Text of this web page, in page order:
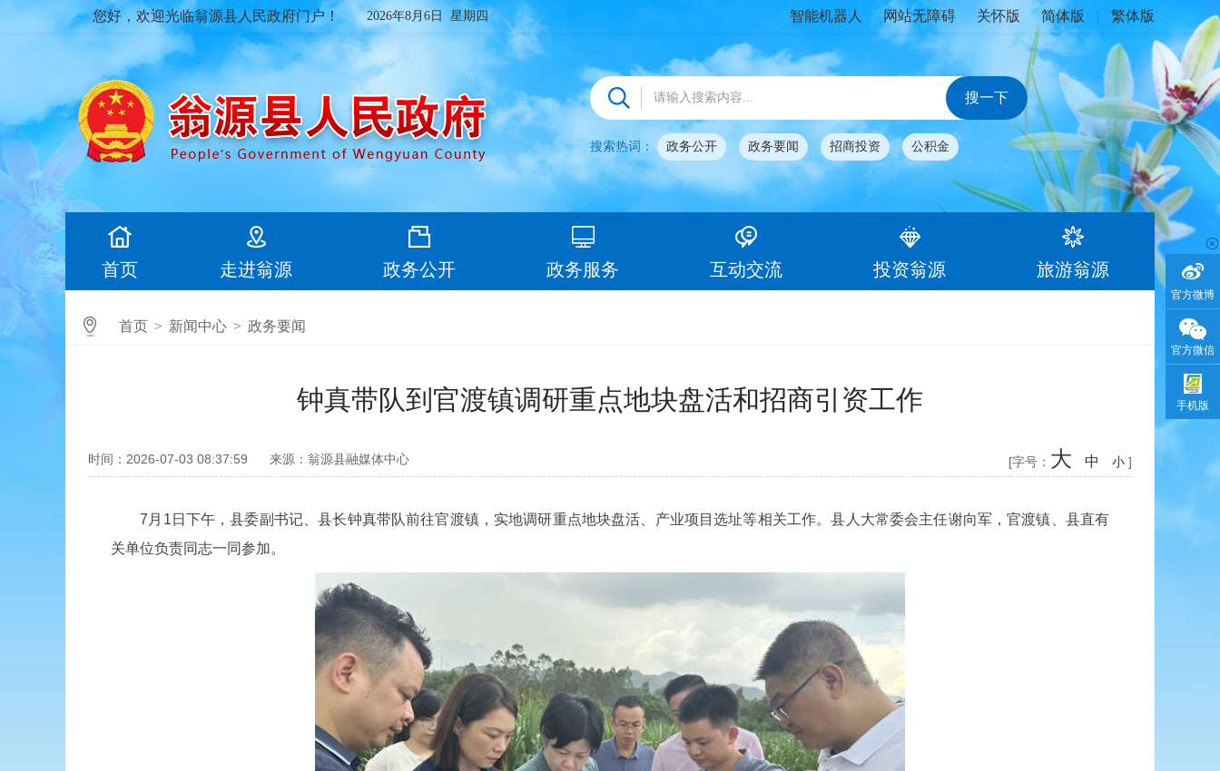
官方微博
官方微信
手机版
您好，欢迎光临翁源县人民政府门户！ 2026年8月6日 星期四 智能机器人 网站无障碍 关怀版 简体版 繁体版
搜索热词： 政务公开 政务要闻 招商投资 公积金
首页 走进翁源 政务公开 政务服务 互动交流 投资翁源 旅游翁源
首页 > 新闻中心 > 政务要闻
钟真带队到官渡镇调研重点地块盘活和招商引资工作
时间：2026-07-03 08:37:59 来源：翁源县融媒体中心 [字号： 大 中 小 ]
7月1日下午，县委副书记、县长钟真带队前往官渡镇，实地调研重点地块盘活、产业项目选址等相关工作。县人大常委会主任谢向军，官渡镇、县直有
关单位负责同志一同参加。